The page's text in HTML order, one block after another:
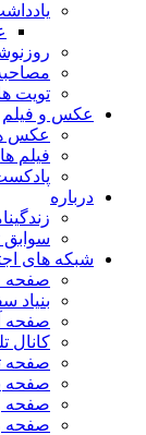
تویت
عکس و فیلم
عکس
فیلم ها
درباره
شبکه های
صفحه
بنیاد
صفحه
کانال
صفحه
صفحه
صفحه
صفحه